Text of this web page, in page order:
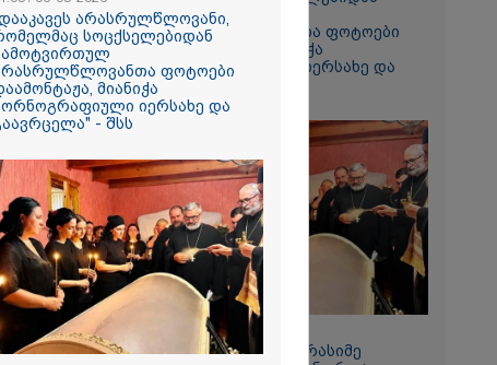
ფაქტზე
ჩამოტვირთულ
არასრულწლოვანთა ფოტოები
დაამონტაჟა, მიანიჭა
პორნოგრაფიული იერსახე და
გაავრცელა" - შსს
08:44 / 06-08-2026
"მიტროპოლიტი გერასიმე
არასრულწლოვანი,
სოცქსელებიდან
ფოტოები
მიანიჭა
იერსახე და
- შსს